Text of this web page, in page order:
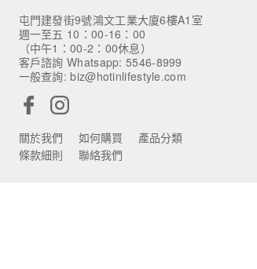
屯門建發街9號鴻文工業大廈6樓A1室
週一至五 10：00-16：00
（中午1：00-2：00休息）
客戶諮詢 Whatsapp: 5546-8999
一般查詢: biz@hotinlifestyle.com
關於我們 如何購買
產品分類
條款細則
聯絡我們